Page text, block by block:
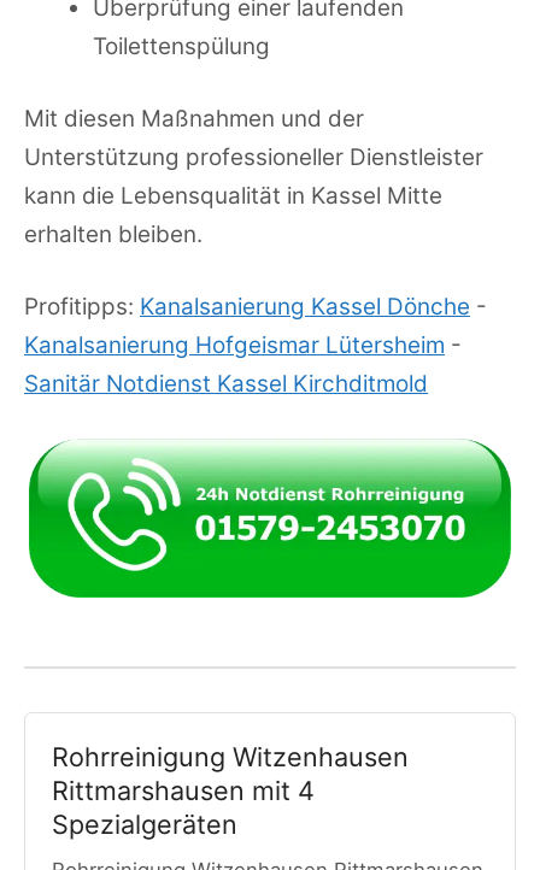
Überprüfung einer laufenden
Toilettenspülung
Mit diesen Maßnahmen und der
Unterstützung professioneller Dienstleister
kann die Lebensqualität in Kassel Mitte
erhalten bleiben.
Profitipps: Kanalsanierung Kassel Dönche -
Kanalsanierung Hofgeismar Lütersheim -
Sanitär Notdienst Kassel Kirchditmold
Rohrreinigung Witzenhausen
Rittmarshausen mit 4
Spezialgeräten